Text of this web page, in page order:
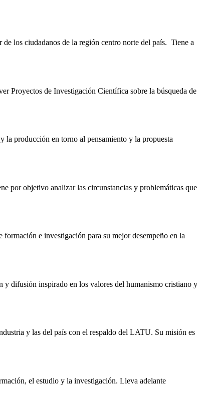
los ciudadanos de la región centro norte del país. Tiene a
Proyectos de Investigación Científica sobre la búsqueda de
producción en torno al pensamiento y la propuesta
por objetivo analizar las circunstancias y problemáticas que
e investigación para su mejor desempeño en la
y difusión inspirado en los valores del humanismo cristiano y
y las del país con el respaldo del LATU. Su misión es
el estudio y la investigación. Lleva adelante